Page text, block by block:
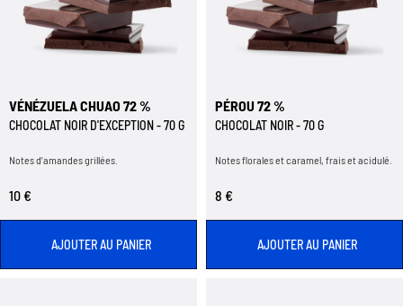
VÉNÉZUELA CHUAO 72 %
CHOCOLAT NOIR D'EXCEPTION - 70 G
Notes d’amandes grillées.
10 €
AJOUTER AU PANIER
PÉROU 72 %
CHOCOLAT NOIR - 70 G
Notes florales et caramel, frais et acidulé.
8 €
AJOUTER AU PANIER